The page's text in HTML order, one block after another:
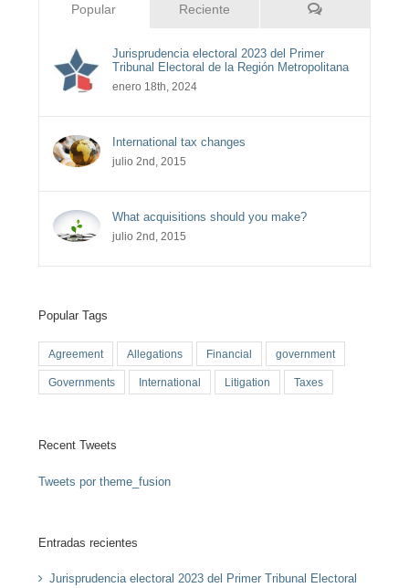
Popular Reciente Comentarios
Jurisprudencia electoral 2023 del Primer
Tribunal Electoral de la Región Metropolitana
enero 18th, 2024
International tax changes
julio 2nd, 2015
What acquisitions should you make?
julio 2nd, 2015
Popular Tags
Agreement Allegations Financial government
Governments International Litigation Taxes
Recent Tweets
Tweets por theme_fusion
Entradas recientes
Jurisprudencia electoral 2023 del Primer Tribunal Electoral